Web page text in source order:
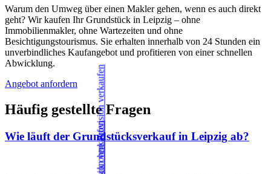
Warum den Umweg über einen Makler gehen, wenn es auch direkt
geht? Wir kaufen Ihr Grundstück in Leipzig – ohne
Immobilienmakler, ohne Wartezeiten und ohne
Besichtigungstourismus. Sie erhalten innerhalb von 24 Stunden ein
unverbindliches Kaufangebot und profitieren von einer schnellen
Abwicklung.
Angebot anfordern
Häufig gestellte Fragen
Wie läuft der Grundstücksverkauf in Leipzig ab?